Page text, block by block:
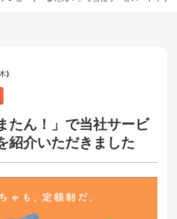
)
たん！」で当社サービ
紹介いただきました